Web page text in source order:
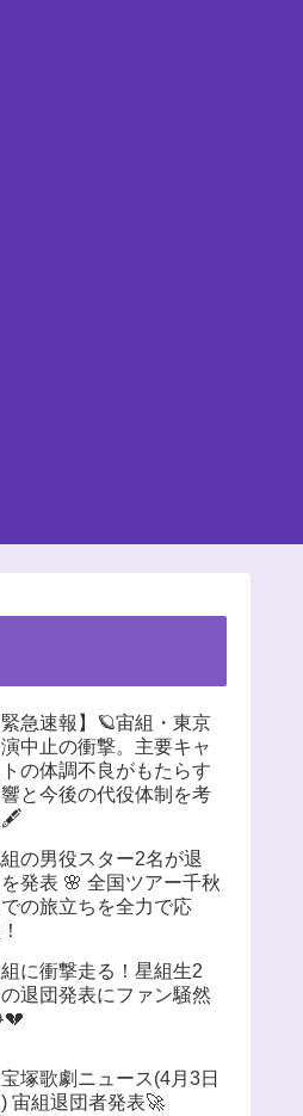
緊急速報】🪐宙組・東京
中止の衝撃。主要キャ
の体調不良がもたらす
と今後の代役体制を考
🖋️
の男役スター2名が退
発表 🌸 全国ツアー千秋
の旅立ちを全力で応
に衝撃走る！星組生2
退団発表にファン騒然
塚歌劇ニュース(4月3日
宙組退団者発表🚀